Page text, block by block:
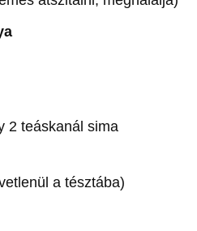
2 teáskanál sima
a tésztába)